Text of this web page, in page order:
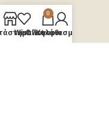
Wishlist
0
Καλάθι
Ο λογαριασμός μου